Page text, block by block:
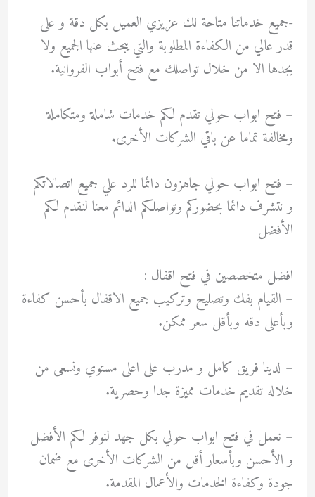
-جميع خدماتنا متاحة لك عزيزي العميل بكل دقة و على
قدر عالي من الكفاءة المطلوبة والتي يبحث عنها الجميع ولا
يجدها الا من خلال تواصلك مع فتح أبواب الفروانية.
– فتح ابواب حولي تقدم لكم خدمات شاملة ومتكاملة
ومخالفة تماما عن باقي الشركات الأخرى.
– فتح ابواب حولي جاهزون دائما للرد علي جميع اتصالاتكم
و نتشرف دائما بحضوركم وتواصلكم الدائم معنا لنقدم لكم
الأفضل
افضل متخصصين في فتح اقفال :
– القيام بفك وتصليح وتركيب جميع الاقفال بأحسن كفاءة
وبأعلى دقه وبأقل سعر ممكن.
– لدينا فريق كامل و مدرب على اعلى مستوي ونسعى من
خلاله تقديم خدمات مميزة جدا وحصرية.
– ‏نعمل في فتح ابواب حولي بكل جهد لنوفر لكم الأفضل
و الأحسن وبأسعار أقل من الشركات الأخرى مع ضمان
جودة وكفاءة الخدمات والأعمال المقدمة.